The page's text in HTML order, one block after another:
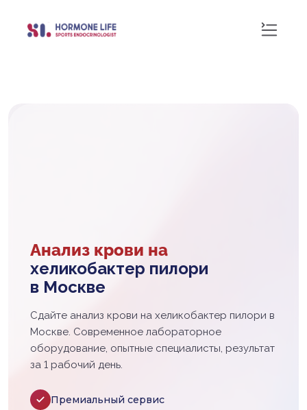
Анализ крови на
хеликобактер пилори
в Москве
Сдайте анализ крови на хеликобактер пилори в
Москве. Современное лабораторное
оборудование, опытные специалисты, результат
за 1 рабочий день.
Премиальный сервис